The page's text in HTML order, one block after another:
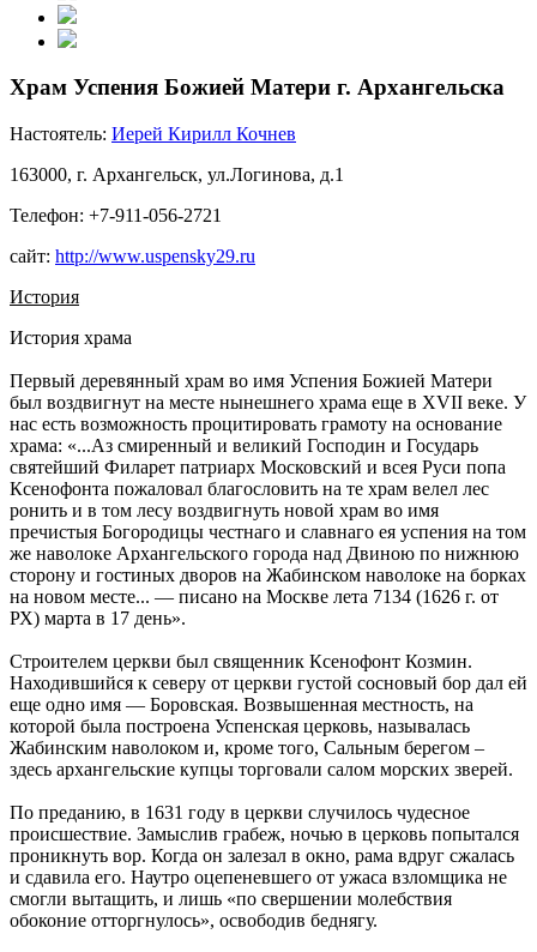
Храм Успения Божией Матери г. Архангельска
Настоятель: Иерей Кирилл Кочнев
163000, г. Архангельск, ул.Логинова, д.1
Телефон: +7-911-056-2721
сайт: http://www.uspensky29.ru
История
История храма
Первый деревянный храм во имя Успения Божией Матери
был воздвигнут на месте нынешнего храма еще в XVII веке. У
нас есть возможность процитировать грамоту на основание
храма: «...Аз смиренный и великий Господин и Государь
святейший Филарет патриарх Московский и всея Руси попа
Ксенофонта пожаловал благословить на те храм велел лес
ронить и в том лесу воздвигнуть новой храм во имя
пречистыя Богородицы честнаго и славнаго ея успения на том
же наволоке Архангельского города над Двиною по нижнюю
сторону и гостиных дворов на Жабинском наволоке на борках
на новом месте... — писано на Москве лета 7134 (1626 г. от
РХ) марта в 17 день».
Строителем церкви был священник Ксенофонт Козмин.
Находившийся к северу от церкви густой сосновый бор дал ей
еще одно имя — Боровская. Возвышенная местность, на
которой была построена Успенская церковь, называлась
Жабинским наволоком и, кроме того, Сальным берегом –
здесь архангельские купцы торговали салом морских зверей.
По преданию, в 1631 году в церкви случилось чудесное
происшествие. Замыслив грабеж, ночью в церковь попытался
проникнуть вор. Когда он залезал в окно, рама вдруг сжалась
и сдавила его. Наутро оцепеневшего от ужаса взломщика не
смогли вытащить, и лишь «по свершении молебствия
обоконие отторгнулось», освободив беднягу.